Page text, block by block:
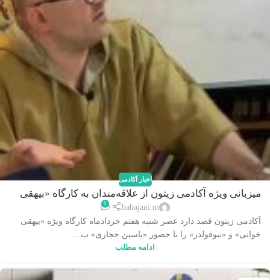
اخبار آکادمی
میزبانی ویژه آکادمی زیتون از علاقه‌مندان به کارگاه «بیهقی
babajani.m
0
آکادمی زیتون قصد دارد عصر شنبه هفتم خردادماه کارگاه ویژه «بیهقی
خوانی» و «نیوفولدر» را با حضور «یاسین حجازی» ب...
ادامه مطلب